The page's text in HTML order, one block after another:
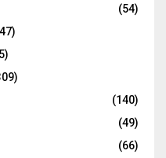
(54)
(140)
(49)
(66)